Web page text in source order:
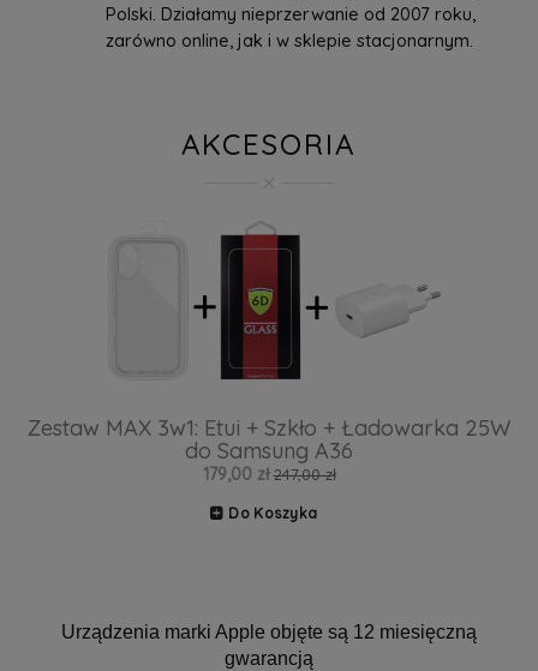
Polski. Działamy nieprzerwanie od 2007 roku,
zarówno online, jak i w sklepie stacjonarnym.
AKCESORIA
Zestaw MAX 3w1: Etui + Szkło + Ładowarka 25W
do Samsung A36
179,00 zł 247,00 zł
Do Koszyka
Urządzenia marki Apple objęte są 12 miesięczną
gwarancją